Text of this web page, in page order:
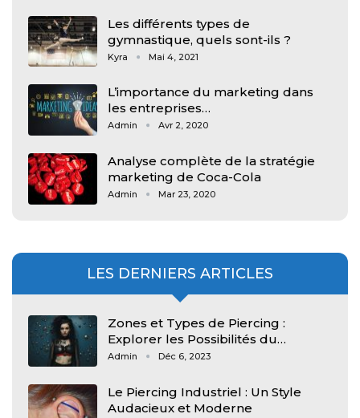
Les différents types de
gymnastique, quels sont-ils ?
Kyra Mai 4, 2021
L’importance du marketing dans
les entreprises…
Admin Avr 2, 2020
Analyse complète de la stratégie
marketing de Coca-Cola
Admin Mar 23, 2020
LES DERNIERS ARTICLES
Zones et Types de Piercing :
Explorer les Possibilités du…
Admin Déc 6, 2023
Le Piercing Industriel : Un Style
Audacieux et Moderne